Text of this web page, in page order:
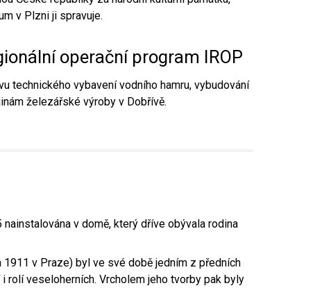
v Plzni ji spravuje.
operační program IROP
technického vybavení vodního hamru, vybudování
železářské výroby v Dobřívě.
v domě, který dříve obývala rodina
v Praze) byl ve své době jedním z předních
rolí veseloherních. Vrcholem jeho tvorby pak byly